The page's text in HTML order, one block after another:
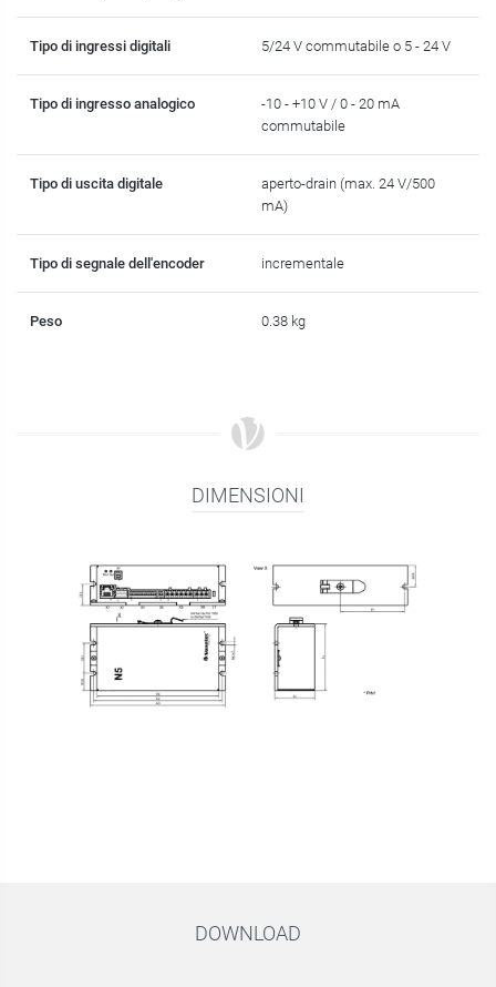
Tipo di ingressi digitali 5/24 V commutabile o 5 - 24 V
Tipo di ingresso analogico
-10 - +10 V / 0 - 20 mA
commutabile
Tipo di uscita digitale
aperto-drain (max. 24 V/500
mA)
Tipo di segnale dell'encoder incrementale
Peso 0.38 kg
DIMENSIONI
DOWNLOAD